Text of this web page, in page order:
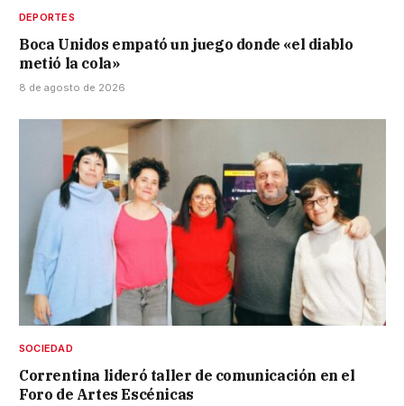
DEPORTES
Boca Unidos empató un juego donde «el diablo
metió la cola»
8 de agosto de 2026
SOCIEDAD
Correntina lideró taller de comunicación en el
Foro de Artes Escénicas